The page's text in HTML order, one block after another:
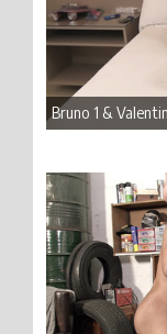
Bruno 1 &